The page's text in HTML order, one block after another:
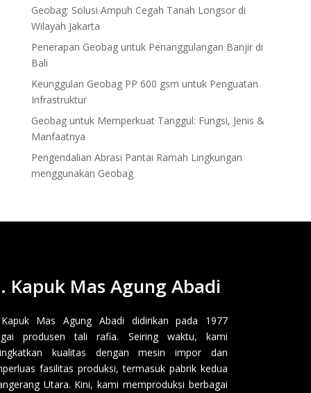
Geobag: Solusi Ampuh Cegah Tanah Longsor di
Wilayah Jakarta
Penerapan Geobag untuk Penanggulangan Banjir di
Bali
Keunggulan Geobag PP 600 gsm untuk Penguatan
Infrastruktur
Geobag untuk Memperkuat Tanggul: Fungsi, Jenis &
Manfaatnya
Pengendalian Abrasi Pantai Ramah Lingkungan
menggunakan Geobag
Kapuk Mas Agung Abadi
Mas Agung Abadi didirikan pada 1977
produsen tali rafia. Seiring waktu, kami
kualitas dengan mesin impor dan
fasilitas produksi, termasuk pabrik kedua
Utara. Kini, kami memproduksi berbagai